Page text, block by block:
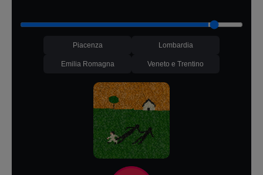
Piacenza Lombardia
Emilia Romagna Veneto e Trentino